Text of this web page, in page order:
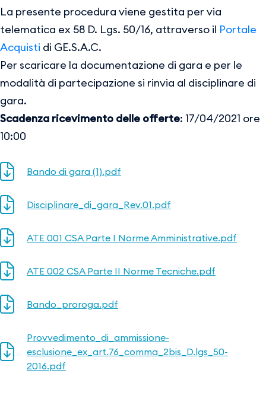
La presente procedura viene gestita per via
telematica ex 58 D. Lgs. 50/16, attraverso il Portale
Acquisti di GE.S.A.C.
Per scaricare la documentazione di gara e per le
modalità di partecipazione si rinvia al disciplinare di
gara.
Scadenza ricevimento delle offerte: 17/04/2021 ore
10:00
Bando di gara (1).pdf
Disciplinare_di_gara_Rev.01.pdf
ATE 001 CSA Parte I Norme Amministrative.pdf
ATE 002 CSA Parte II Norme Tecniche.pdf
Bando_proroga.pdf
Provvedimento_di_ammissione-
esclusione_ex_art.76_comma_2bis_D.lgs_50-
2016.pdf